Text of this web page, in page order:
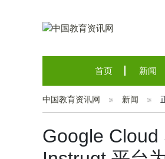
首页 新闻
中国教育资讯网 新闻
Google Cloud